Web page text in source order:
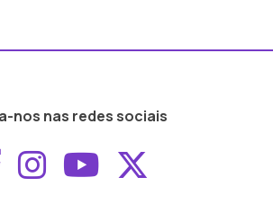
nos nas redes sociais
Aceder ao
Aceder ao
Aceder ao